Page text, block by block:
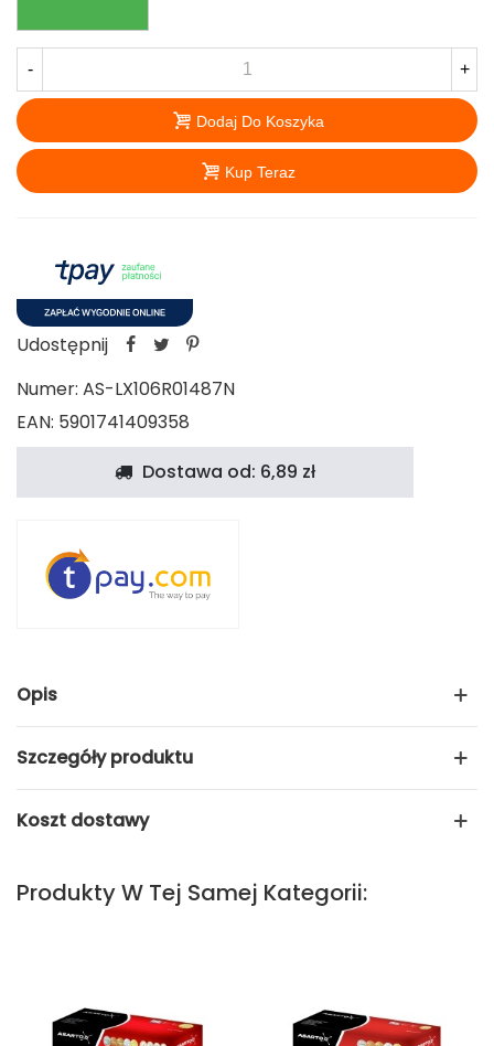
- +
Dodaj Do Koszyka
Kup Teraz
Udostępnij
Numer: AS-LX106R01487N
EAN: 5901741409358
Dostawa od: 6,89 zł
Opis
Szczegóły produktu
Koszt dostawy
Produkty W Tej Samej Kategorii: